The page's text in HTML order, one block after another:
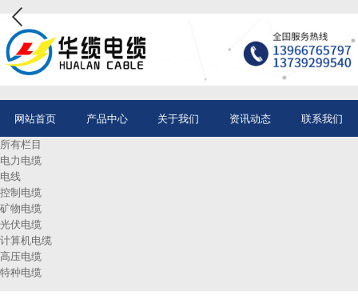
网站首页 产品中心 关于我们 资讯动态 联系我们
所有栏目
电力电缆
电线
控制电缆
矿物电缆
光伏电缆
计算机电缆
高压电缆
特种电缆